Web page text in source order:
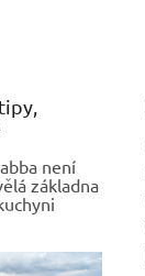
není
základna